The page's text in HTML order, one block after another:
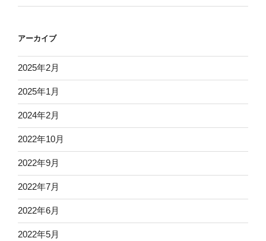
アーカイブ
2025年2月
2025年1月
2024年2月
2022年10月
2022年9月
2022年7月
2022年6月
2022年5月